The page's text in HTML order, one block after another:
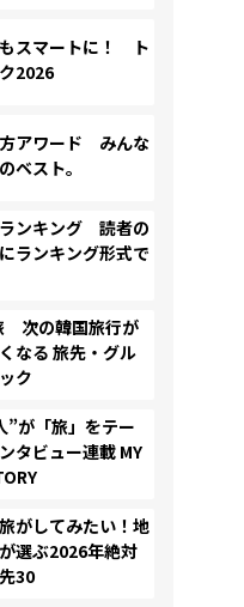
スマートに！ ト
2026
アワード みんな
ベスト。
ンキング 読者の
ランキング形式で
次の韓国旅行が
なる 旅先・グル
ク
”が「旅」をテー
タビュー連載 MY
がしてみたい！地
選ぶ2026年絶対
30